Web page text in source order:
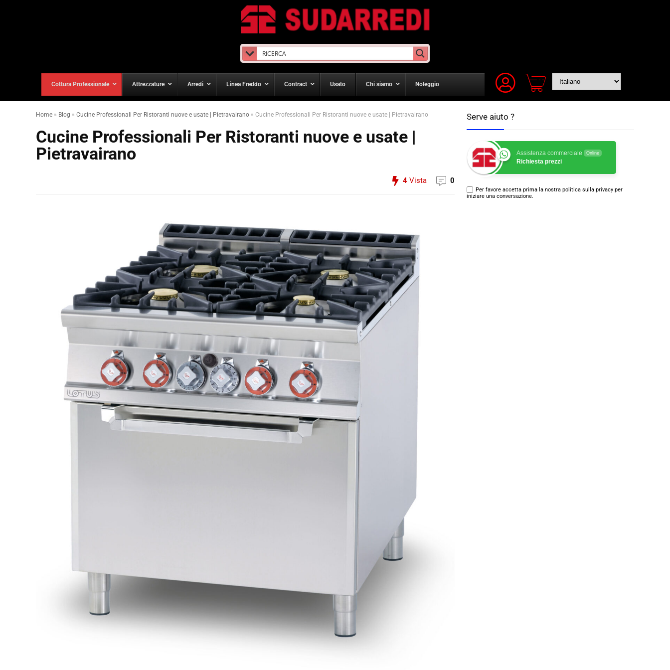
Cottura Professionale Attrezzature Arredi Linea Freddo Contract Usato Chi siamo Noleggio
Home » Blog » Cucine Professionali Per Ristoranti nuove e usate | Pietravairano » Cucine Professionali Per Ristoranti nuove e usate | Pietravairano
Cucine Professionali Per Ristoranti nuove e usate |
Pietravairano
4 Vista 0
Serve aiuto ?
Assistenza commerciale Online
Richiesta prezzi
Per favore accetta prima la nostra politica sulla privacy per
iniziare una conversazione.